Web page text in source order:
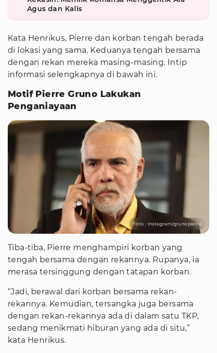
Agus dan Kalis
Kata Henrikus, Pierre dan korban tengah berada
di lokasi yang sama. Keduanya tengah bersama
dengan rekan mereka masing-masing. Intip
informasi selengkapnya di bawah ini.
Motif Pierre Gruno Lakukan
Penganiayaan
Foto : Instagram/grunopierre
Tiba-tiba, Pierre menghampiri korban yang
tengah bersama dengan rekannya. Rupanya, ia
merasa tersinggung dengan tatapan korban.
“Jadi, berawal dari korban bersama rekan-
rekannya. Kemudian, tersangka juga bersama
dengan rekan-rekannya ada di dalam satu TKP,
sedang menikmati hiburan yang ada di situ,”
kata Henrikus.